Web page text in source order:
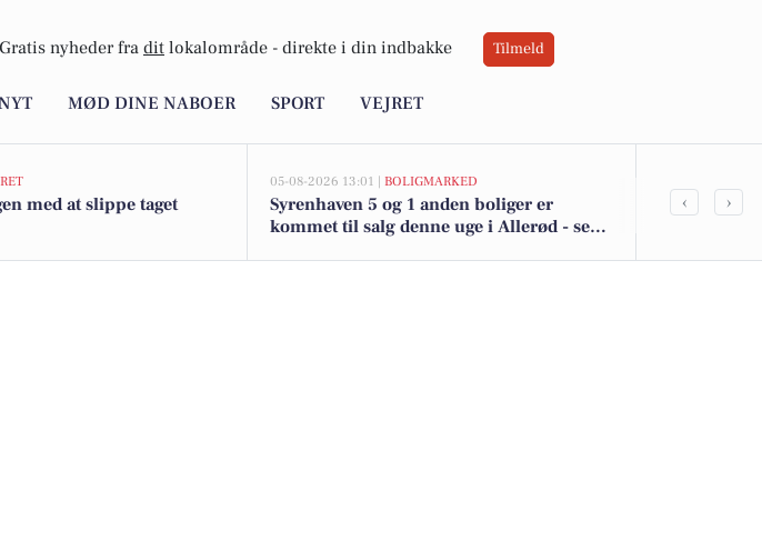
Gratis nyheder fra dit lokalområde - direkte i din indbakke Tilmeld
MØD DINE NABOER SPORT VEJRET
med at slippe taget
05-08-2026 13:01 | BOLIGMARKED
Syrenhaven 5 og 1 anden boliger er
kommet til salg denne uge i Allerød - se
Top 6 over
‹ ›